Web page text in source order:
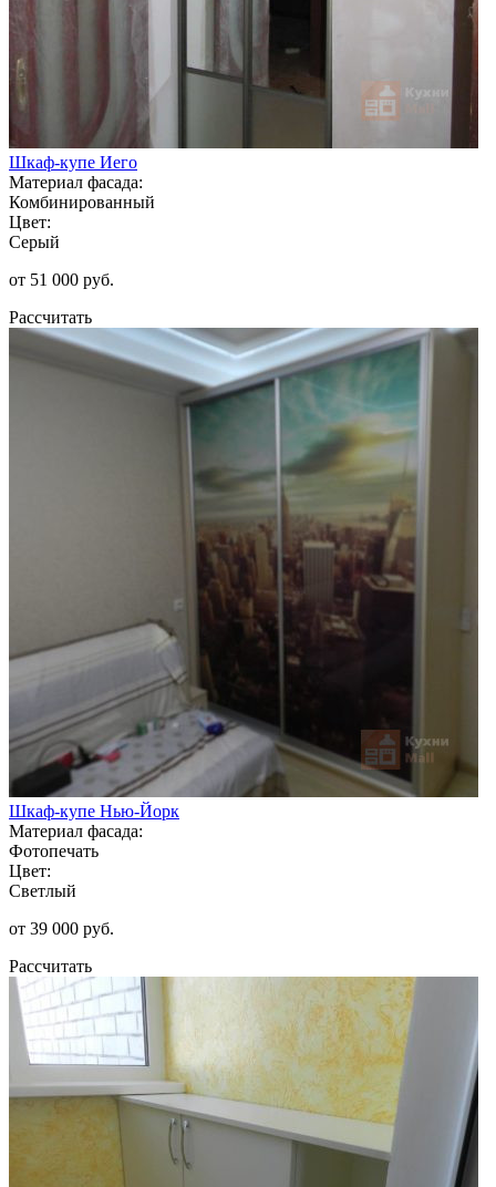
Шкаф-купе Иего
Материал фасада:
Комбинированный
Цвет:
Серый
от 51 000 руб.
Рассчитать
Шкаф-купе Нью-Йорк
Материал фасада:
Фотопечать
Цвет:
Светлый
от 39 000 руб.
Рассчитать